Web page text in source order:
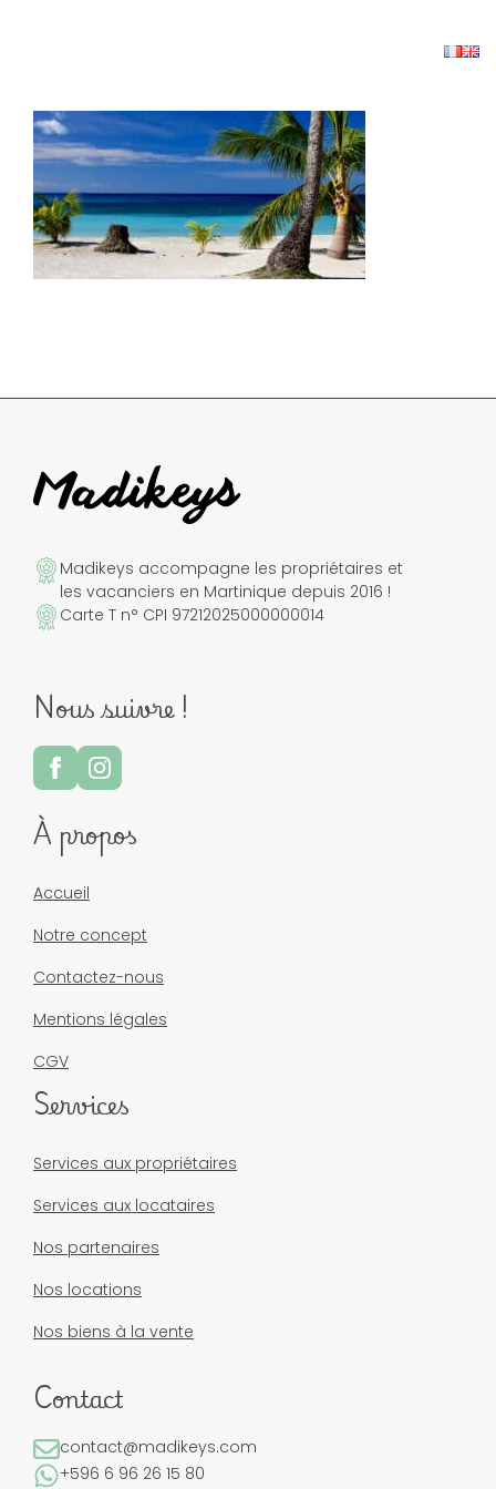
Madikeys accompagne les propriétaires et
les vacanciers en Martinique depuis 2016 !
Carte T n° CPI 97212025000000014
Nous suivre !
À propos
Accueil
Notre concept
Contactez-nous
Mentions légales
CGV
Services
Services aux propriétaires
Services aux locataires
Nos partenaires
Nos locations
Nos biens à la vente
Contact
contact@madikeys.com
+596 6 96 26 15 80